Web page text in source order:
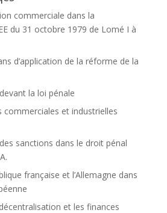
commerciale dans la
du 31 octobre 1979 de Lomé I à
d’application de la réforme de la
la loi pénale
commerciales et industrielles
sanctions dans le droit pénal
française et l’Allemagne dans
et les finances